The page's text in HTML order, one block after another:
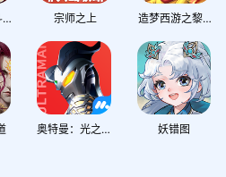
斗破苍穹：斗帝之路 宗师之上 造梦西游之黎尤浩劫篇
奥特曼：光之战士 妖错图